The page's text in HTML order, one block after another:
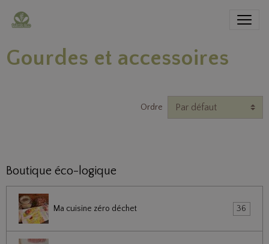
Gourdes et accessoires
Ordre
Boutique éco-logique
Ma cuisine zéro déchet 36